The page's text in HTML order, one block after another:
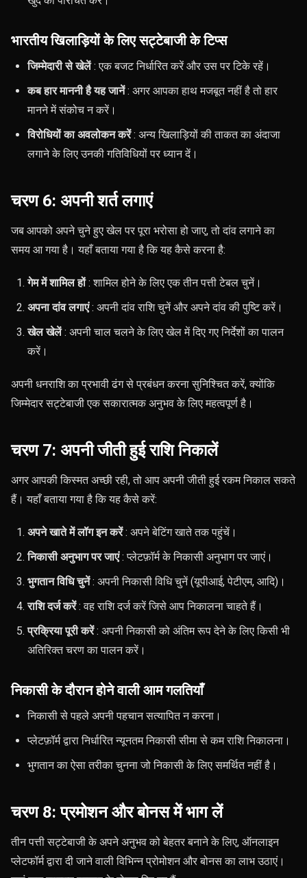
भारतीय खिलाड़ियों के लिए सट्टेबाजी के टिप्स
जिम्मेदारी से खेलें: एक बजट निर्धारित करें और उस पर टिके रहें।
कब हार माननी है यह जानें: अगर आपका हाथ मजबूत नहीं है तो हार
मानने में संकोच न करें।
विरोधियों का अवलोकन करें: अन्य खिलाड़ियों की ताकत का अंदाजा
लगाने के लिए उनकी गतिविधियों पर ध्यान दें।
चरण 6: अपनी शर्त लगाएं
जब आपको अपने चुने हुए खेल पर पूरा भरोसा हो जाए, तो दांव लगाने का
समय आ गया है। यहाँ बताया गया है कि यह कैसे करना है:
गेम में शामिल हों: शामिल होने के लिए एक तीन पत्ती टेबल चुनें।
अपना दांव लगाएं: अपनी दांव राशि चुनें और अपने दांव की पुष्टि करें।
खेल खेलें: अपनी चाल चलने के लिए खेल में दिए गए निर्देशों का पालन
करें।
अपनी धनराशि का प्रभावी ढंग से प्रबंधन करना सुनिश्चित करें, क्योंकि
जिम्मेदार सट्टेबाजी एक सकारात्मक अनुभव के लिए महत्वपूर्ण है।
चरण 7: अपनी जीती हुई राशि निकालें
अगर आपकी किस्मत अच्छी रही, तो आप अपनी जीती हुई रकम निकाल सकते
हैं। यहाँ बताया गया है कि यह कैसे करें:
अपने खाते में लॉग इन करें: अपने बेटिंग खाते तक पहुंचें।
निकासी अनुभाग पर जाएं: प्लेटफ़ॉर्म के निकासी अनुभाग पर जाएं।
भुगतान विधि चुनें: अपनी निकासी विधि चुनें (यूपीआई, पेटीएम, आदि)।
राशि दर्ज करें: वह राशि दर्ज करें जिसे आप निकालना चाहते हैं।
प्रक्रिया पूरी करें: अपनी निकासी को अंतिम रूप देने के लिए किसी भी
अतिरिक्त चरण का पालन करें।
निकासी के दौरान होने वाली आम गलतियाँ
निकासी से पहले अपनी पहचान सत्यापित न करना।
प्लेटफ़ॉर्म द्वारा निर्धारित न्यूनतम निकासी सीमा से कम राशि निकालना।
भुगतान का ऐसा तरीका चुनना जो निकासी के लिए समर्थित नहीं है।
चरण 8: प्रमोशन और बोनस में भाग लें
तीन पत्ती सट्टेबाजी के अपने अनुभव को बेहतर बनाने के लिए, ऑनलाइन
प्लेटफॉर्म द्वारा दी जाने वाली विभिन्न प्रोमोशन और बोनस का लाभ उठाएं।